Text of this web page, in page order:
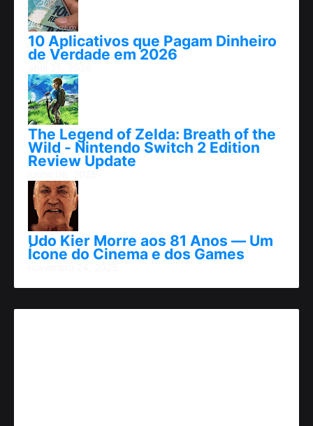
10 Aplicativos que Pagam Dinheiro
de Verdade em 2026
The Legend of Zelda: Breath of the
Wild - Nintendo Switch 2 Edition
Review Update
Udo Kier Morre aos 81 Anos — Um
Ícone do Cinema e dos Games